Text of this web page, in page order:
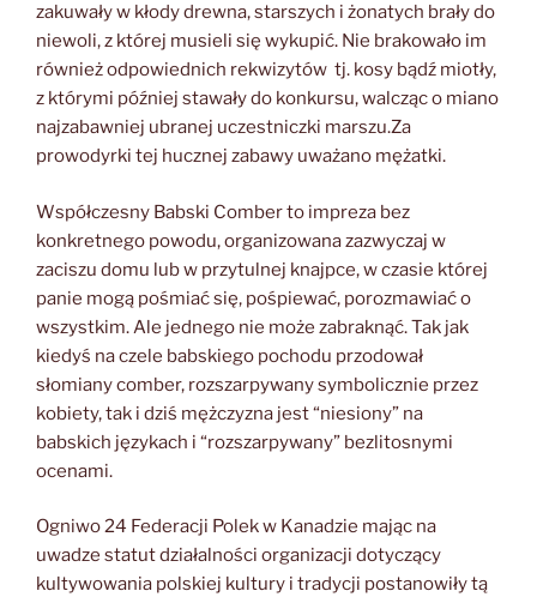
zakuwały w kłody drewna, starszych i żonatych brały do
niewoli, z której musieli się wykupić. Nie brakowało im
również odpowiednich rekwizytów tj. kosy bądź miotły,
z którymi później stawały do konkursu, walcząc o miano
najzabawniej ubranej uczestniczki marszu.Za
prowodyrki tej hucznej zabawy uważano mężatki.
Współczesny Babski Comber to impreza bez
konkretnego powodu, organizowana zazwyczaj w
zaciszu domu lub w przytulnej knajpce, w czasie której
panie mogą pośmiać się, pośpiewać, porozmawiać o
wszystkim. Ale jednego nie może zabraknąć. Tak jak
kiedyś na czele babskiego pochodu przodował
słomiany comber, rozszarpywany symbolicznie przez
kobiety, tak i dziś mężczyzna jest “niesiony” na
babskich językach i “rozszarpywany” bezlitosnymi
ocenami.
Ogniwo 24 Federacji Polek w Kanadzie mając na
uwadze statut działalności organizacji dotyczący
kultywowania polskiej kultury i tradycji postanowiły tą